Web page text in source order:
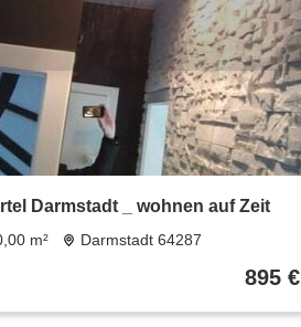
Darmstadt _ wohnen auf Zeit
m² Darmstadt 64287
895 €